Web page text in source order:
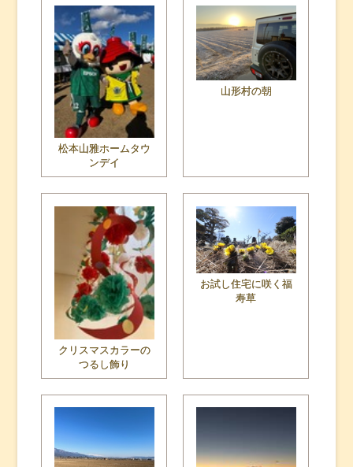
松本山雅ホームタウ
ンデイ
山形村の朝
クリスマスカラーの
つるし飾り
お試し住宅に咲く福
寿草